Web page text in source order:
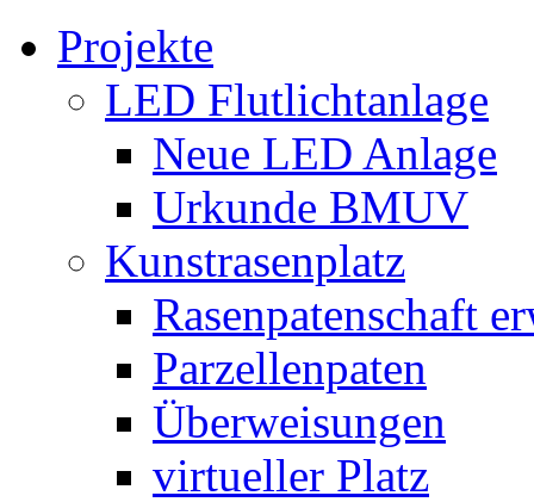
Projekte
LED Flutlichtanlage
Neue LED Anlage
Urkunde BMUV
Kunstrasenplatz
Rasenpatenschaft
Parzellenpaten
Überweisungen
virtueller Platz